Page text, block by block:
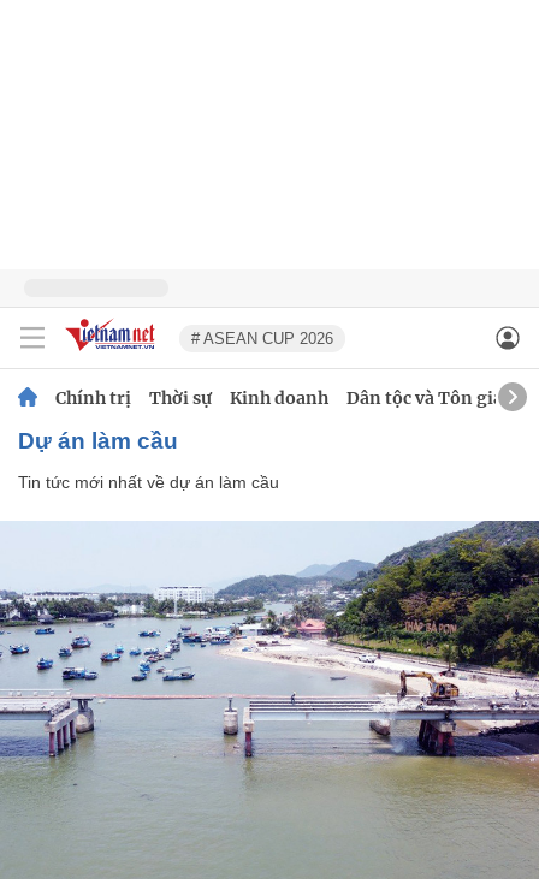
# ASEAN CUP 2026
Chính trị Thời sự Kinh doanh Dân tộc và Tôn giáo
dự án làm cầu
Tin tức mới nhất về dự án làm cầu